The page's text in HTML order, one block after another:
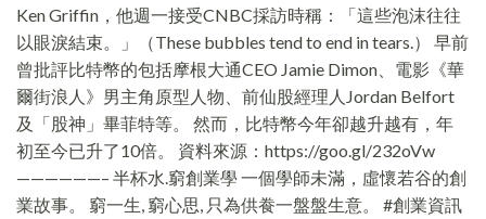
Ken Griffin，他週一接受CNBC採訪時稱：「這些泡沫往往
以眼淚結束。」（These bubbles tend to end in tears.） 早前
曾批評比特幣的包括摩根大通CEO Jamie Dimon、電影《華
爾街浪人》男主角原型人物、前仙股經理人Jordan Belfort
及「股神」畢菲特等。 然而，比特幣今年卻越升越有，年
初至今已升了10倍。 資料來源：https://goo.gl/232oVw
——————– 半杯水.窮創業學 一個學師未滿，虛懷若谷的創
業故事。 窮一生, 窮心思, 只為供飬一盤盤生意。 #創業資訊